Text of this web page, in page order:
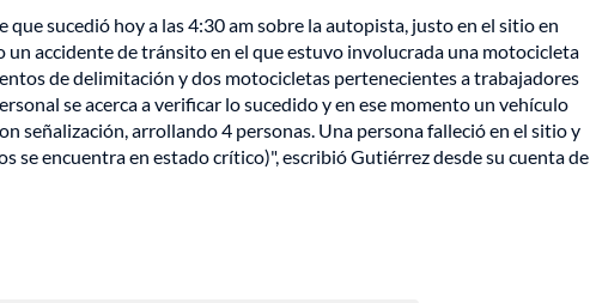
sucedió hoy a las 4:30 am sobre la autopista, justo en el sitio en
un accidente de tránsito en el que estuvo involucrada una motocicleta
de delimitación y dos motocicletas pertenecientes a trabajadores
se acerca a verificar lo sucedido y en ese momento un vehículo
señalización, arrollando 4 personas. Una persona falleció en el sitio y
se encuentra en estado crítico)", escribió Gutiérrez desde su cuenta de